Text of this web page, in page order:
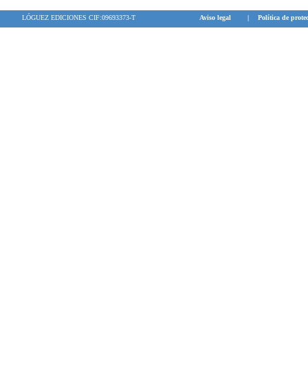
LÓGUEZ EDICIONES CIF:09693373-T Aviso legal | Política de